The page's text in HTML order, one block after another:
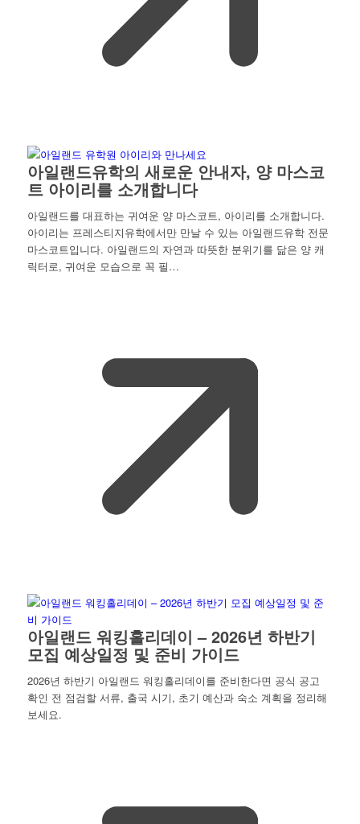
아일랜드유학의 새로운 안내자, 양 마스코
트 아이리를 소개합니다
아일랜드를 대표하는 귀여운 양 마스코트, 아이리를 소개합니다.
아이리는 프레스티지유학에서만 만날 수 있는 아일랜드유학 전문
마스코트입니다. 아일랜드의 자연과 따뜻한 분위기를 닮은 양 캐
릭터로, 귀여운 모습으로 꼭 필…
아일랜드 워킹홀리데이 – 2026년 하반기
모집 예상일정 및 준비 가이드
2026년 하반기 아일랜드 워킹홀리데이를 준비한다면 공식 공고
확인 전 점검할 서류, 출국 시기, 초기 예산과 숙소 계획을 정리해
보세요.